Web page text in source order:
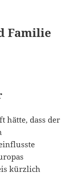
Familie
hätte, dass der
kürzlich